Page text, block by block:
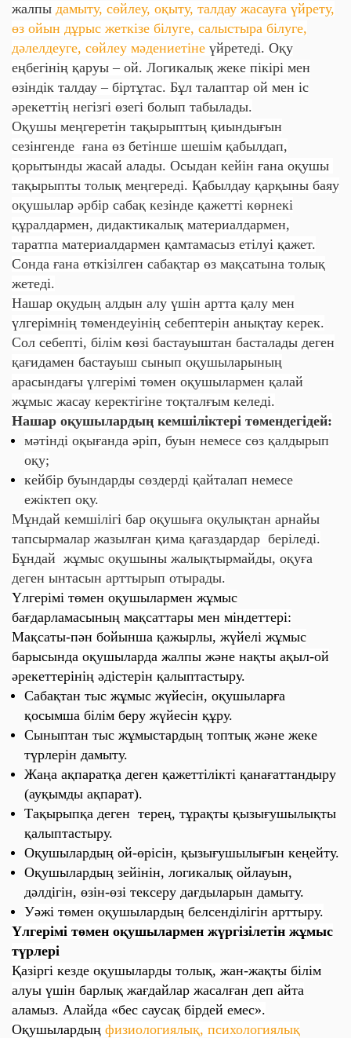
жалпы дамыту, сөйлеу, оқыту, талдау жасауға үйрету,
өз ойын дұрыс жеткізе білуге, салыстыра білуге,
дәлелдеуге, сөйлеу мәдениетіне үйретеді. Оқу
еңбегінің қаруы – ой. Логикалық жеке пікірі мен
өзіндік талдау – біртұтас. Бұл талаптар ой мен іс
әрекеттің негізгі өзегі болып табылады.
Оқушы меңгеретін тақырыптың қиындығын
сезінгенде ғана өз бетінше шешім қабылдап,
қорытынды жасай алады. Осыдан кейін ғана оқушы
тақырыпты толық меңгереді. Қабылдау қарқыны баяу
оқушылар әрбір сабақ кезінде қажетті көрнекі
құралдармен, дидактикалық материалдармен,
таратпа материалдармен қамтамасыз етілуі қажет.
Сонда ғана өткізілген сабақтар өз мақсатына толық
жетеді.
Нашар оқудың алдын алу үшін артта қалу мен
үлгерімнің төмендеуінің себептерін анықтау керек.
Сол себепті, білім көзі бастауыштан басталады деген
қағидамен бастауыш сынып оқушыларының
арасындағы үлгерімі төмен оқушылармен қалай
жұмыс жасау керектігіне тоқталғым келеді.
Нашар оқушылардың кемшіліктері төмендегідей:
мәтінді оқығанда әріп, буын немесе сөз қалдырып
оқу;
кейбір буындарды сөздерді қайталап немесе
ежіктеп оқу.
Мұндай кемшілігі бар оқушыға оқулықтан арнайы
тапсырмалар жазылған қима қағаздардар беріледі.
Бұндай жұмыс оқушыны жалықтырмайды, оқуға
деген ынтасын арттырып отырады.
Үлгерімі төмен оқушылармен жұмыс
бағдарламасының мақсаттары мен міндеттері:
Мақсаты-пән бойынша қажырлы, жүйелі жұмыс
барысында оқушыларда жалпы және нақты ақыл-ой
әрекеттерінің әдістерін қалыптастыру.
Сабақтан тыс жұмыс жүйесін, оқушыларға
қосымша білім беру жүйесін құру.
Сыныптан тыс жұмыстардың топтық және жеке
түрлерін дамыту.
Жаңа ақпаратқа деген қажеттілікті қанағаттандыру
(ауқымды ақпарат).
Тақырыпқа деген терең, тұрақты қызығушылықты
қалыптастыру.
Оқушылардың ой-өрісін, қызығушылығын кеңейту.
Оқушылардың зейінін, логикалық ойлауын,
дәлдігін, өзін-өзі тексеру дағдыларын дамыту.
Уәжі төмен оқушылардың белсенділігін арттыру.
Үлгерімі төмен оқушылармен жүргізілетін жұмыс
түрлері
Қазіргі кезде оқушыларды толық, жан-жақты білім
алуы үшін барлық жағдайлар жасалған деп айта
аламыз. Алайда «бес саусақ бірдей емес».
Оқушылардың физиологиялық, психологиялық